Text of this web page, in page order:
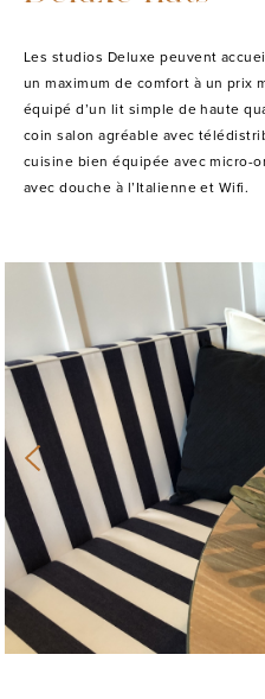
Les studios Deluxe peuvent
un maximum de comfort à un prix
équipé d’un lit simple de haute
coin salon agréable avec
cuisine bien équipée avec micro-
avec douche à l’Italienne et Wifi.